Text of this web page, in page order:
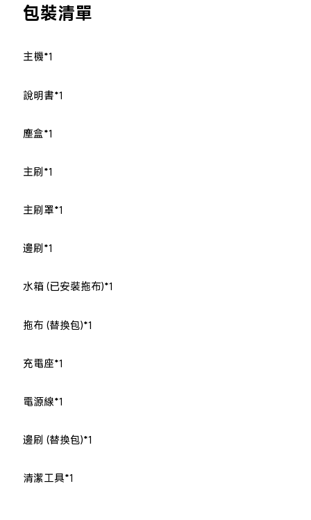
包裝清單
主機*1
說明書*1
塵盒*1
主刷*1
主刷罩*1
邊刷*1
水箱 (已安裝拖布)*1
拖布 (替換包)*1
充電座*1
電源線*1
邊刷 (替換包)*1
清潔工具*1